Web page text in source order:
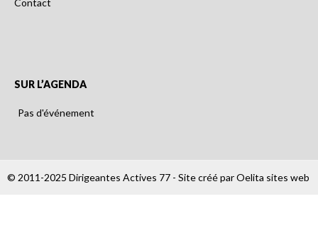
Contact
SUR L’AGENDA
Pas d'événement
© 2011-2025 Dirigeantes Actives 77 - Site créé parOelita sites web